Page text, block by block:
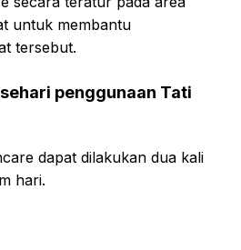
untuk membantu
tersebut.
penggunaan Tati
dapat dilakukan dua kali
hari.